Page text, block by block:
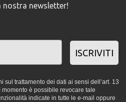
nostra newsletter!
ISCRIVITI
sul trattamento dei dati ai sensi dell’art. 13
è possibile revocare tale
indicate in tutte le e-mail oppure